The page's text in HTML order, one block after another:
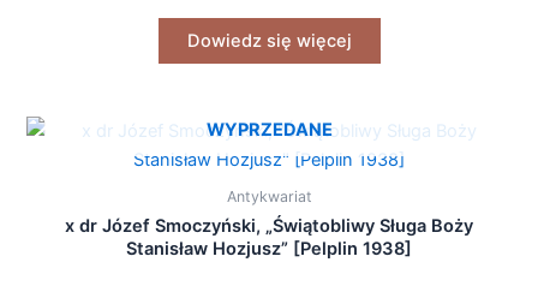
Dowiedz się więcej
WYPRZEDANE
Antykwariat
x dr Józef Smoczyński, „Świątobliwy Sługa Boży
Stanisław Hozjusz” [Pelplin 1938]